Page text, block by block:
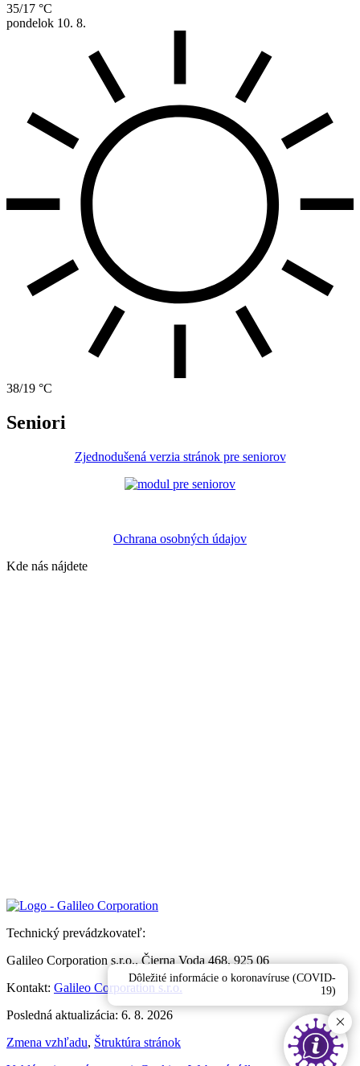
35/17 °C
pondelok 10. 8.
38/19 °C
Seniori
Zjednodušená verzia stránok pre seniorov
Ochrana osobných údajov
Kde nás nájdete
Technický prevádzkovateľ:
Galileo Corporation s.r.o., Čierna Voda 468, 925 06
Kontakt: Galileo Corporation s.r.o.
Posledná aktualizácia: 6. 8. 2026
Zmena vzhľadu, Štruktúra stránok
Dôležité informácie o koronavíruse (COVID-
19)